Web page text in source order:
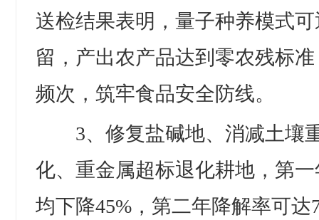
送检结果表明，量子种养模式
留，产出农产品达到零农残标
频次，筑牢食品安全防线。
3、修复盐碱地、消减土壤
化、重金属超标退化耕地，第
均下降45%，第二年降解率可达